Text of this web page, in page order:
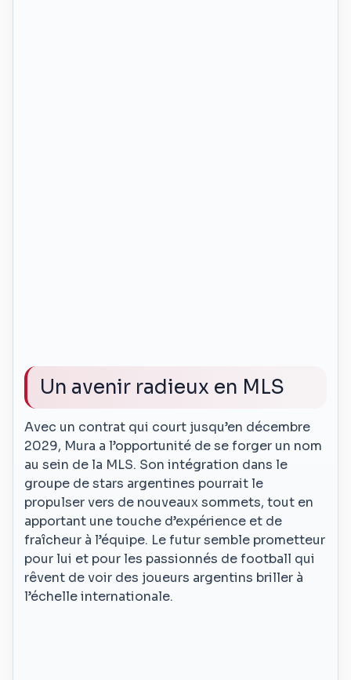
Un avenir radieux en MLS
Avec un contrat qui court jusqu’en décembre
2029, Mura a l’opportunité de se forger un nom
au sein de la MLS. Son intégration dans le
groupe de stars argentines pourrait le
propulser vers de nouveaux sommets, tout en
apportant une touche d’expérience et de
fraîcheur à l’équipe. Le futur semble prometteur
pour lui et pour les passionnés de football qui
rêvent de voir des joueurs argentins briller à
l’échelle internationale.